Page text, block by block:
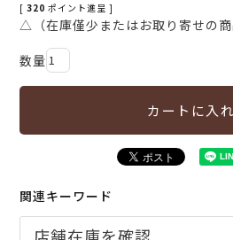
[ 320 ポイント進呈 ]
△（在庫僅少またはお取り寄せの商
カートに入
関連キーワード